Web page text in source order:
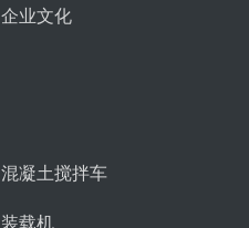
企业文化
混凝土搅拌车
装载机